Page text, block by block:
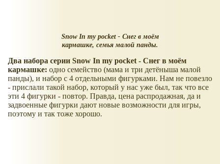
Snow In my poсket - Снег в моём
кармашке, семья малой панды.
Два набора серии Snow In my poсket - Снег в моём
кармашке: одно семейство (мама и три детёныша малой
панды), и набор с 4 отдельными фигурками. Нам не повезло
- прислали такой набор, который у нас уже был, так что все
эти 4 фигурки - повтор. Правда, цена распродажная, да и
задвоенные фигурки дают новые возможности для игры,
поэтому и так тоже хорошо.